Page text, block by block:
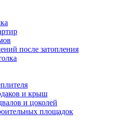
после затопления
и крыш
и цоколей
площадок